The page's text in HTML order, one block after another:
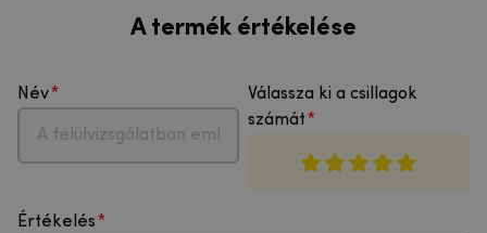
A termék értékelése
Név
Válassza ki a csillagok
számát
Értékelés